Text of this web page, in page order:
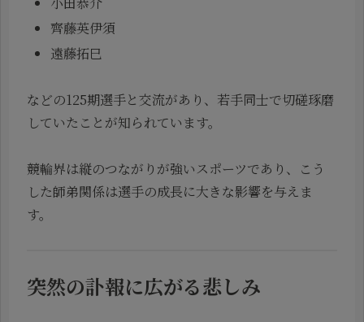
齊藤英伊須
遠藤拓巳
などの125期選手と交流があり、若手同士で切磋琢磨
していたことが知られています。
競輪界は縦のつながりが強いスポーツであり、こう
した師弟関係は選手の成長に大きな影響を与えま
す。
突然の訃報に広がる悲しみ